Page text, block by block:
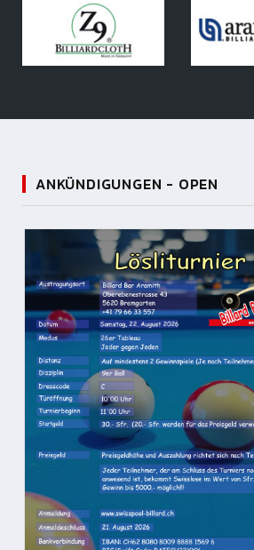
ANKÜNDIGUNGEN - OPEN